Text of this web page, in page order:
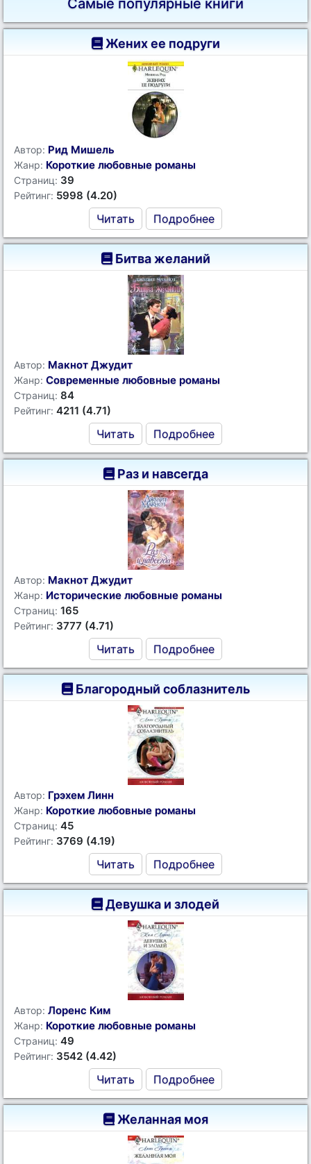
Самые популярные книги
Жених ее подруги
Автор: Рид Мишель
Жанр: Короткие любовные романы
Страниц: 39
Рейтинг: 5998 (4.20)
Читать Подробнее
Битва желаний
Автор: Макнот Джудит
Жанр: Современные любовные романы
Страниц: 84
Рейтинг: 4211 (4.71)
Читать Подробнее
Раз и навсегда
Автор: Макнот Джудит
Жанр: Исторические любовные романы
Страниц: 165
Рейтинг: 3777 (4.71)
Читать Подробнее
Благородный соблазнитель
Автор: Грэхем Линн
Жанр: Короткие любовные романы
Страниц: 45
Рейтинг: 3769 (4.19)
Читать Подробнее
Девушка и злодей
Автор: Лоренс Ким
Жанр: Короткие любовные романы
Страниц: 49
Рейтинг: 3542 (4.42)
Читать Подробнее
Желанная моя